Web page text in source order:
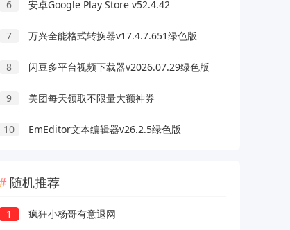
6 安卓Google Play Store v52.4.42
7 万兴全能格式转换器v17.4.7.651绿色版
8 闪豆多平台视频下载器v2026.07.29绿色版
9 美团每天领取不限量大额神券
10 EmEditor文本编辑器v26.2.5绿色版
随机推荐
1 疯狂小杨哥有意退网